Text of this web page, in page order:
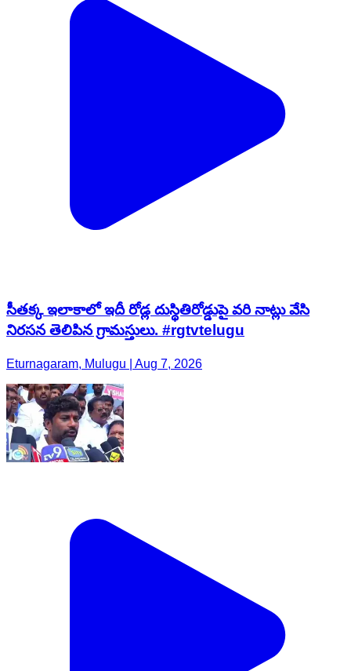
సీతక్క ఇలాకాలో ఇదీ రోడ్ల దుస్థితిరోడ్డుపై వరి నాట్లు వేసి
నిరసన తెలిపిన గ్రామస్తులు. #rgtvtelugu
Eturnagaram, Mulugu | Aug 7, 2026